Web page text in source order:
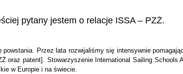
pytany jestem o relacje ISSA – PZŻ.
powstania. Przez lata rozwijaliśmy się intensywnie
oraz patent]. Stowarzyszenie International Sailing
w Europie i na świecie.